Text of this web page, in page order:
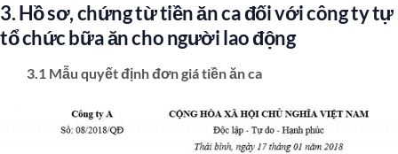
3. Hồ sơ, chứng từ tiền ăn ca đối với công ty tự
tổ chức bữa ăn cho người lao động
3.1 Mẫu quyết định đơn giá tiền ăn ca